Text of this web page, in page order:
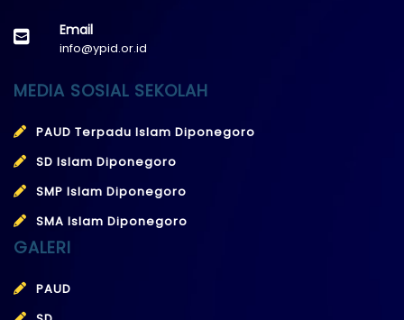
Email
info@ypid.or.id
MEDIA SOSIAL SEKOLAH
PAUD Terpadu Islam Diponegoro
SD Islam Diponegoro
SMP Islam Diponegoro
SMA Islam Diponegoro
GALERI
PAUD